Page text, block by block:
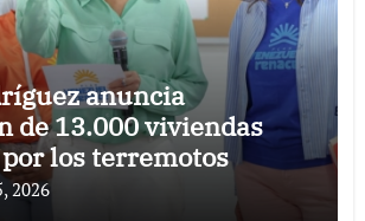
anuncia
de 13.000 viviendas
los terremotos
2026